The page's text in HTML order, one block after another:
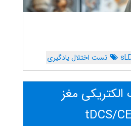
تست اختلال یادگیری
مغز
tDCS/